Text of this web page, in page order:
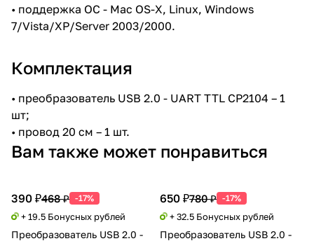
• поддержка ОС - Mac OS-X, Linux, Windows
7/Vista/XP/Server 2003/2000.
Комплектация
• преобразователь USB 2.0 - UART TTL CP2104 – 1
шт;
• провод 20 см – 1 шт.
Вам также может понравиться
390 ₽468 ₽ -17%
+ 19.5 Бонусных рублей
Преобразователь USB 2.0 -
650 ₽780 ₽ -17%
+ 32.5 Бонусных рублей
Преобразователь USB 2.0 -